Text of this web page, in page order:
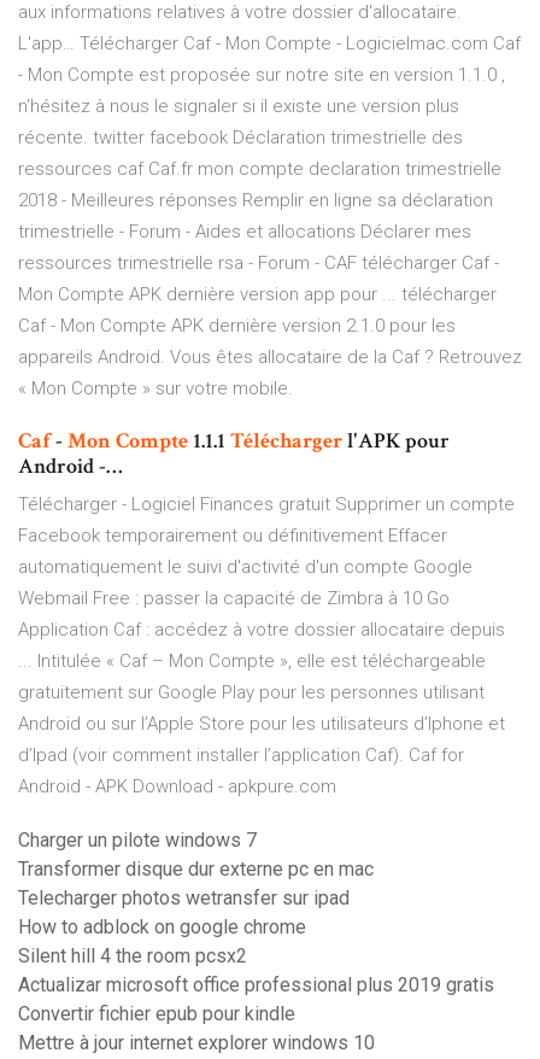
aux informations relatives à votre dossier d'allocataire.
L'app… Télécharger Caf - Mon Compte - Logicielmac.com Caf
- Mon Compte est proposée sur notre site en version 1.1.0 ,
n'hésitez à nous le signaler si il existe une version plus
récente. twitter facebook Déclaration trimestrielle des
ressources caf Caf.fr mon compte declaration trimestrielle
2018 - Meilleures réponses Remplir en ligne sa déclaration
trimestrielle - Forum - Aides et allocations Déclarer mes
ressources trimestrielle rsa - Forum - CAF télécharger Caf -
Mon Compte APK dernière version app pour ... télécharger
Caf - Mon Compte APK dernière version 2.1.0 pour les
appareils Android. Vous êtes allocataire de la Caf ? Retrouvez
« Mon Compte » sur votre mobile.
Caf- MonCompte 1.1.1 Téléchargerl'APK pour
Android -…
Télécharger - Logiciel Finances gratuit Supprimer un compte
Facebook temporairement ou définitivement Effacer
automatiquement le suivi d'activité d'un compte Google
Webmail Free : passer la capacité de Zimbra à 10 Go
Application Caf : accédez à votre dossier allocataire depuis
... Intitulée « Caf – Mon Compte », elle est téléchargeable
gratuitement sur Google Play pour les personnes utilisant
Android ou sur l’Apple Store pour les utilisateurs d’Iphone et
d’Ipad (voir comment installer l’application Caf). Caf for
Android - APK Download - apkpure.com
Charger un pilote windows 7
Transformer disque dur externe pc en mac
Telecharger photos wetransfer sur ipad
How to adblock on google chrome
Silent hill 4 the room pcsx2
Actualizar microsoft office professional plus 2019 gratis
Convertir fichier epub pour kindle
Mettre à jour internet explorer windows 10